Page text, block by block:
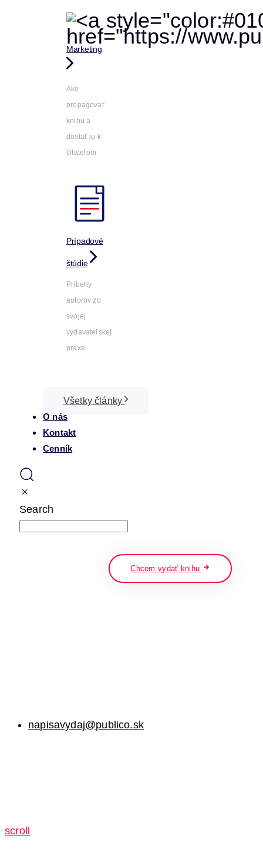
Marketing
Ako
propagovať
knihu a
dostať ju k
čitateľom
Prípadové
štúdie
Príbehy
autorov zo
svojej
vydavateľskej
praxe
Všetky články
O nás
Kontakt
Cenník
Search
Chcem vydať knihu
napisavydaj@publico.sk
scroll